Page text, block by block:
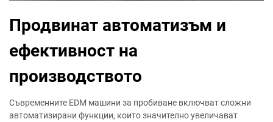
Продвинат автоматизъм и
ефективност на
производството
Съвременните EDM машини за пробиване включват сложни
автоматизирани функции, които значително увеличават